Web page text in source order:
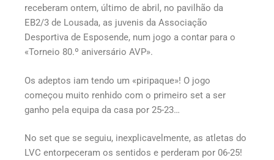
receberam ontem, último de abril, no pavilhão da
EB2/3 de Lousada, as juvenis da Associação
Desportiva de Esposende, num jogo a contar para o
«Torneio 80.º aniversário AVP».
Os adeptos iam tendo um «piripaque»! O jogo
começou muito renhido com o primeiro set a ser
ganho pela equipa da casa por 25-23…
No set que se seguiu, inexplicavelmente, as atletas do
LVC entorpeceram os sentidos e perderam por 06-25!